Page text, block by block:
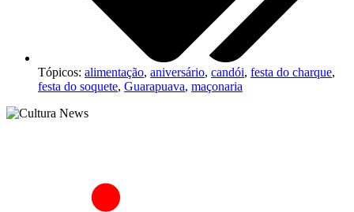
Tópicos: alimentação, aniversário, candói, festa do charque,
festa do soquete, Guarapuava, maçonaria